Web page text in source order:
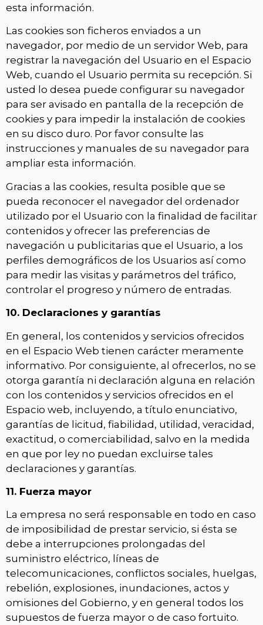
esta información.
Las cookies son ficheros enviados a un
navegador, por medio de un servidor Web, para
registrar la navegación del Usuario en el Espacio
Web, cuando el Usuario permita su recepción. Si
usted lo desea puede configurar su navegador
para ser avisado en pantalla de la recepción de
cookies y para impedir la instalación de cookies
en su disco duro. Por favor consulte las
instrucciones y manuales de su navegador para
ampliar esta información.
Gracias a las cookies, resulta posible que se
pueda reconocer el navegador del ordenador
utilizado por el Usuario con la finalidad de facilitar
contenidos y ofrecer las preferencias de
navegación u publicitarias que el Usuario, a los
perfiles demográficos de los Usuarios así como
para medir las visitas y parámetros del tráfico,
controlar el progreso y número de entradas.
10. Declaraciones y garantías
En general, los contenidos y servicios ofrecidos
en el Espacio Web tienen carácter meramente
informativo. Por consiguiente, al ofrecerlos, no se
otorga garantía ni declaración alguna en relación
con los contenidos y servicios ofrecidos en el
Espacio web, incluyendo, a título enunciativo,
garantías de licitud, fiabilidad, utilidad, veracidad,
exactitud, o comerciabilidad, salvo en la medida
en que por ley no puedan excluirse tales
declaraciones y garantías.
11. Fuerza mayor
La empresa no será responsable en todo en caso
de imposibilidad de prestar servicio, si ésta se
debe a interrupciones prolongadas del
suministro eléctrico, líneas de
telecomunicaciones, conflictos sociales, huelgas,
rebelión, explosiones, inundaciones, actos y
omisiones del Gobierno, y en general todos los
supuestos de fuerza mayor o de caso fortuito.